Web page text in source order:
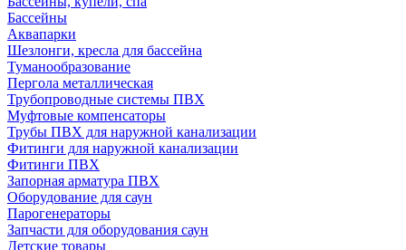
Бассейны
Аквапарки
Шезлонги, кресла для бассейна
Туманообразование
Пергола металлическая
Трубопроводные системы ПВХ
Муфтовые компенсаторы
Трубы ПВХ для наружной канализации
Фитинги для наружной канализации
Фитинги ПВХ
Запорная арматура ПВХ
Оборудование для саун
Парогенераторы
Запчасти для оборудования саун
Детские товары